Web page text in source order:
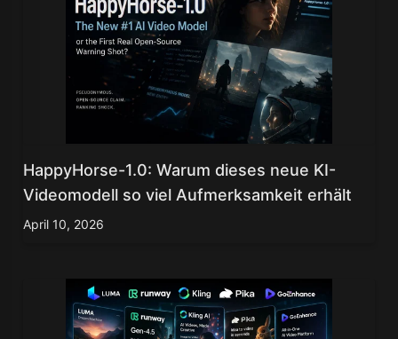
HappyHorse-1.0: Warum dieses neue KI-
Videomodell so viel Aufmerksamkeit erhält
April 10, 2026